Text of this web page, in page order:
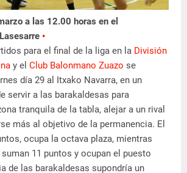
a las 12.00 horas en el
•
para el final de la liga en la División
y el Club Balonmano Zuazo se
día 29 al Itxako Navarra, en un
servir a las barakaldesas para
tranquila de la tabla, alejar a un rival
más al objetivo de la permanencia. El
ocupa la octava plaza, mientras
11 puntos y ocupan el puesto
de las barakaldesas supondría un